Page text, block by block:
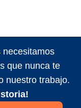
necesitamos
que nunca te
nuestro trabajo.